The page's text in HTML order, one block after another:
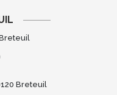
Breteuil